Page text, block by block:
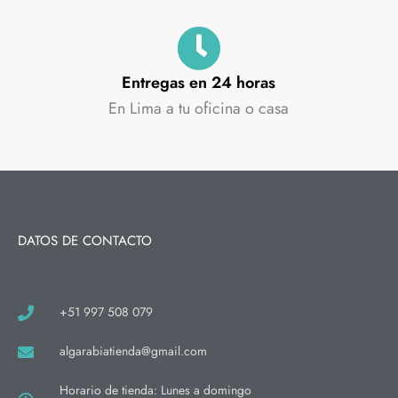
Entregas en 24 horas
En Lima a tu oficina o casa
DATOS DE CONTACTO
+51 997 508 079
algarabiatienda@gmail.com
Horario de tienda: Lunes a domingo